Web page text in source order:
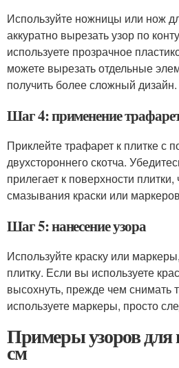
Используйте ножницы или нож
аккуратно вырезать узор по
используете прозрачное
можете вырезать отдельные
получить более сложный дизайн.
Шаг 4: применение
Приклейте трафарет к плитке с
двухстороннего скотча.
прилегает к поверхности
смазывания краски или
Шаг 5: нанесение узора
Используйте краску или
плитку. Если вы используете
высохнуть, прежде чем снимать
используете маркеры, просто
Примеры узоров для
см